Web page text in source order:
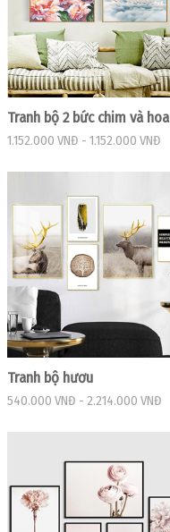
Tranh bộ 2 bức chim và hoa
1.152.000 VNĐ - 1.152.000 VNĐ
Tranh bộ hươu
540.000 VNĐ - 2.214.000 VNĐ